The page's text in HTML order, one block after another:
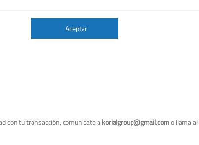
Aceptar
con tu transacción, comunícate akorialgroup@gmail.como llama al